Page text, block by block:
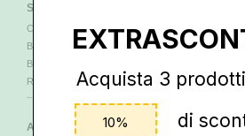
SERVIZI ONLINE
CONTATTI
BLOG
BEENZ
RIVENDITORI
AREA LEGALE
Acquista 3
di
10%